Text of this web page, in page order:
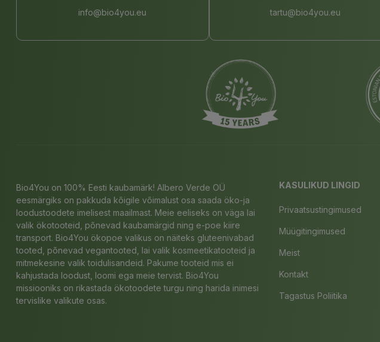
info@bio4you.eu tartu@bio4you.eu
Bio4You on 100% Eesti kaubamärk! Albero Verde OÜ
eesmärgiks on pakkuda kõigile võimalust osa saada öko-ja
loodustoodete imelisest maailmast. Meie eeliseks on väga lai
valik ökotooteid, põnevad kaubamärgid ning e-poe kiire
transport. Bio4You ökopoe valikus on näiteks gluteenivabad
tooted, põnevad vegantooted, lai valik kosmeetikatooteid ja
mitmekesine valik toidulisandeid. Pakume tooteid mis ei
kahjustada loodust, loomi ega meie tervist. Bio4You
missiooniks on rikastada ökotoodete turgu ning harida inimesi
tervislike valikute osas.
KASULIKUD LINGID
Privaatsustingimused
Müügitingimused
Meist
Kontakt
Tagastus Poliitika